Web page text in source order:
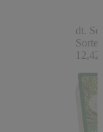
dt.